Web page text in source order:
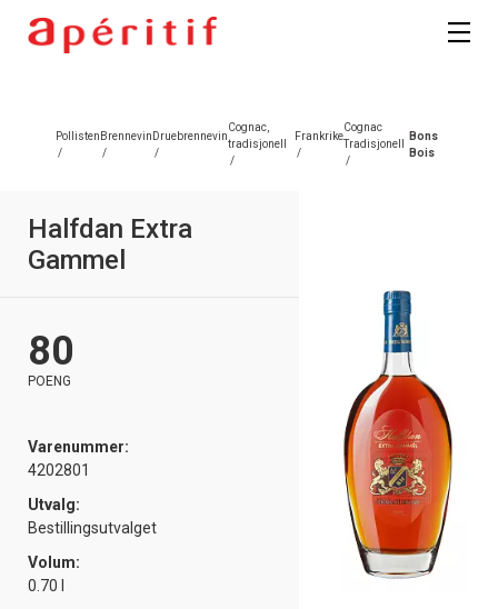
Pollisten
/
Brennevin
/
Druebrennevin
/
Cognac,
tradisjonell
/
Frankrike
/
Cognac
Tradisjonell
/
Bons
Bois
Halfdan Extra
Gammel
80
POENG
Varenummer:
4202801
Utvalg:
Bestillingsutvalget
Volum:
0.70 l